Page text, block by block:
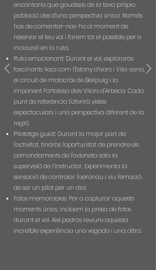
encantaria que gaudissis de la teva pròpia
població des d'una perspectiva única. Només
has de comentar-nos-ho al moment de
reservar el teu vol i farem tot el possible per a
incloure'l en la ruta.
Ruta emocionant: Durant el vol, exploraràs
fascinants llocs com l'Estany d'Ivars i Vila-sana,
el circuit de motocròs de Bellpuig i la
imponent Fortalesa dels Vilars d'Arbeca. Cada
punt de referència t'oferirà vistes
espectaculars i una perspectiva diferent de la
regió.
Pilotatge guiat: Durant la major part de
l'activitat, tindràs l'oportunitat de prendre els
comandaments de l'avioneta sota la
supervisió de l’instructor. Experimenta la
sensació de controlar l'aeronau i viu l'emoció
de ser un pilot per un dia!
Fotos memorables: Per a capturar aquests
moments únics, incloem la presa de fotos
durant el vol. Així podràs reviure aquesta
increïble experiència una vegada i una altra.